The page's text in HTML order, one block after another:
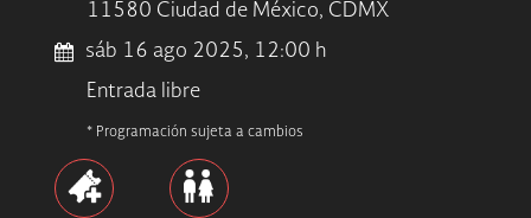
11580 Ciudad de México, CDMX
sáb 16 ago 2025, 12:00 h
Entrada libre
* Programación sujeta a cambios